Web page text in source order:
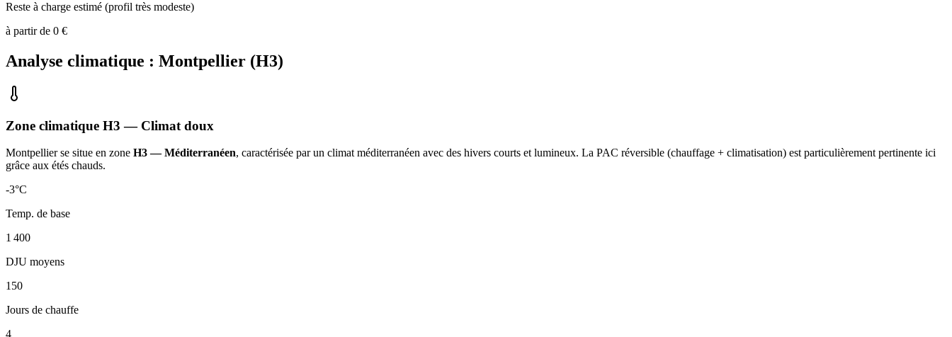
Reste à charge estimé (profil très modeste)
à partir de 0 €
Analyse climatique : Montpellier (H3)
Zone climatique H3 — Climat doux
Montpellierse situe en zone H3 — Méditerranéen, caractérisée par un climat méditerranéen avec des hivers courts et lumineux. La PAC réversible (chauffage + climatisation) est particulièrement pertinente ici
grâce aux étés chauds.
-3°C
Temp. de base
1 400
DJU moyens
150
Jours de chauffe
4